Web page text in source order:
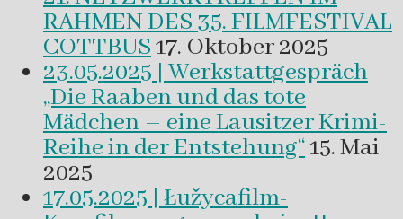
RAHMEN DES 35. FILMFESTIVAL
COTTBUS17. Oktober 2025
23.05.2025 | Werkstattgespräch
„Die Raaben und das tote
Mädchen – eine Lausitzer Krimi-
Reihe in der Entstehung“15. Mai
2025
17.05.2025 | Łužycafilm-